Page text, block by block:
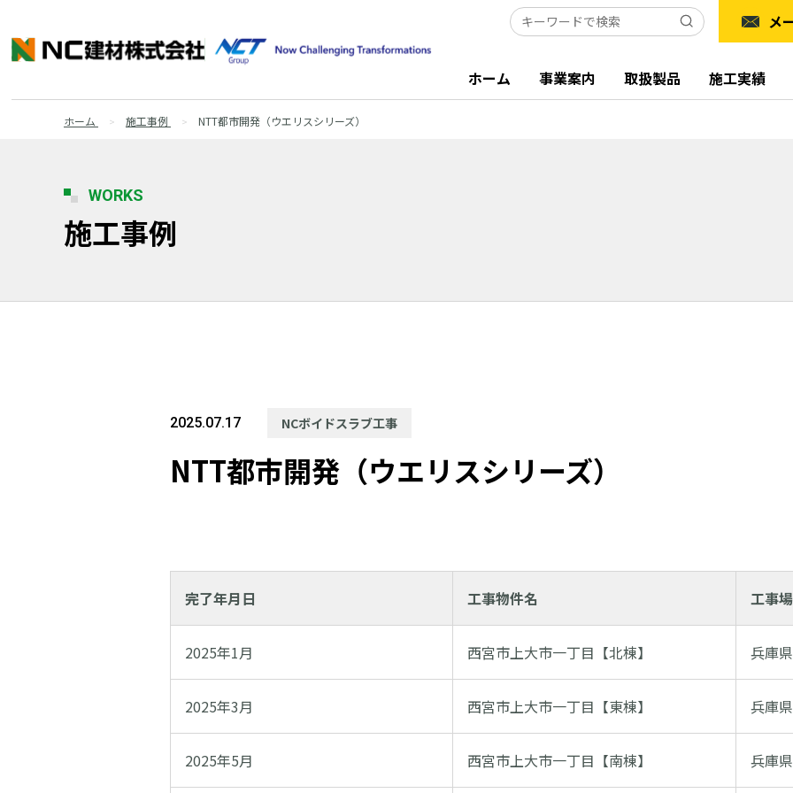
メ
ホーム 事業案内 取扱製品 施工実績
ホーム 施工事例 NTT都市開発（ウエリスシリーズ）
WORKS
施工事例
2025.07.17 NCボイドスラブ工事
NTT都市開発（ウエリスシリーズ）
完了年月日 工事物件名 工事
2025年1月 西宮市上大市一丁目【北棟】 兵庫県
2025年3月 西宮市上大市一丁目【東棟】 兵庫県
2025年5月 西宮市上大市一丁目【南棟】 兵庫県